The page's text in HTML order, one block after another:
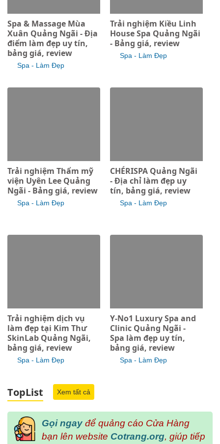
Spa & Massage Mùa
Xuân Quảng Ngãi - Địa
điểm làm đẹp uy tín,
bảng giá, review
Spa - Làm Đẹp
Trải nghiệm Kiều Linh
House Spa Quảng Ngãi
- Bảng giá, review
Spa - Làm Đẹp
Trải nghiệm Thẩm mỹ
viện Uyên Lee Quảng
Ngãi - Bảng giá, review
Spa - Làm Đẹp
CHÉRISPA Quảng Ngãi
- Địa chỉ làm đẹp uy
tín, bảng giá, review
Spa - Làm Đẹp
Trải nghiệm dịch vụ
làm đẹp tại Kim Thư
SkinLab Quảng Ngãi,
bảng giá, review
Spa - Làm Đẹp
Y-No1 Luxury Spa and
Clinic Quảng Ngãi -
Spa làm đẹp uy tín,
bảng giá, review
Spa - Làm Đẹp
TopList Xem tất cả
Gọi ngay để quảng cáo Cửa Hàng
bạn lên website Cotrang.org, giúp tiếp